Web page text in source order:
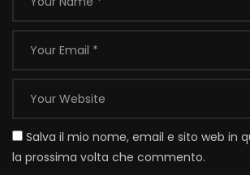
Salva il mio nome, email e sito web in
la prossima volta che commento.